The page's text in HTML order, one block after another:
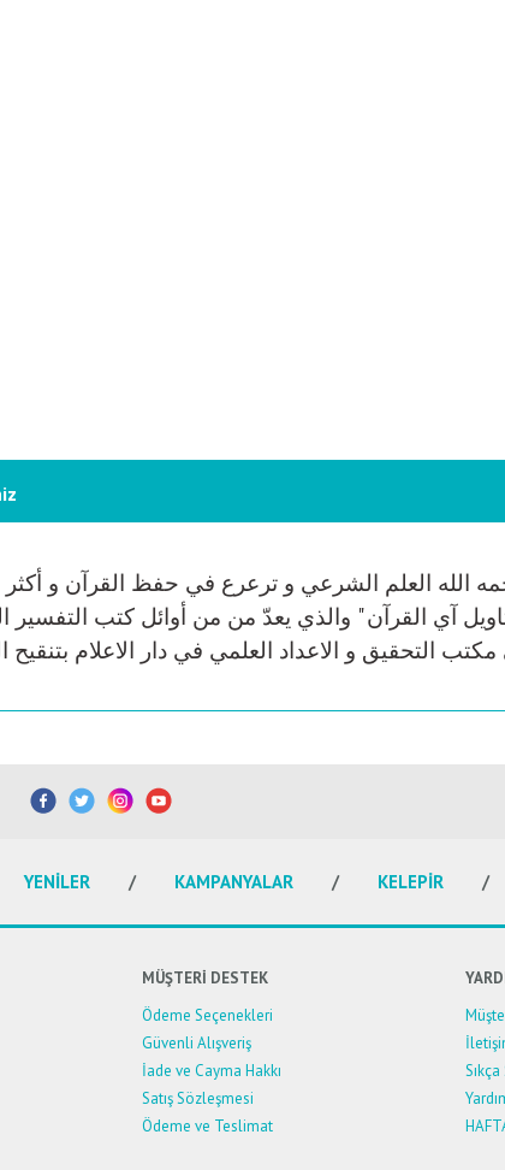
الله العلم الشرعي و ترعرع في حفظ القرآن و أكثر
تاويل آي القرآن " والذي يعدّ من من أوائل كتب
yapın!
YENİLER KAMPANYALAR KELEPİR
MÜŞTERİ DESTEK
Ödeme Seçenekleri
Güvenli Alışveriş
İade ve Cayma Hakkı
Satış Sözleşmesi
Ödeme ve Teslimat